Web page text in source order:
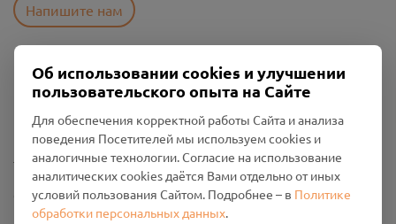
Напишите нам
Пользовательское соглашение
Политика конфиденциальности
Промо-материалы
Настройки cookies
Общество с ограниченной ответственностью «Смоленский
Проект Помним»
Об использовании cookies и улучшении
пользовательского опыта на Сайте
Для обеспечения корректной работы Сайта и анализа
поведения Посетителей мы используем cookies и
аналогичные технологии. Согласие на использование
аналитических cookies даётся Вами отдельно от иных
условий пользования Сайтом. Подробнее – в Политике
обработки персональных данных.